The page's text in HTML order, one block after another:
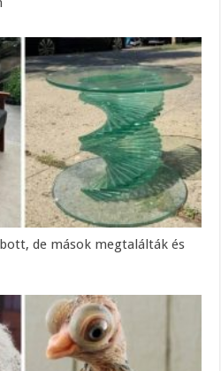
de mások megtalálták és